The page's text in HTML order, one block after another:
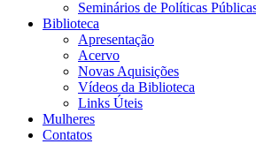
Seminários de Políticas
Biblioteca
Apresentação
Acervo
Novas Aquisições
Vídeos da Biblioteca
Links Úteis
Mulheres
Contatos